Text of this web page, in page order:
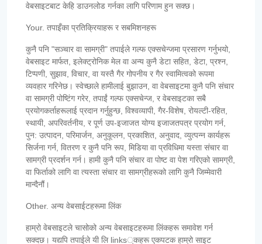
वेबसाइटबाट केहि डाउनलोड गर्नका लागि परिणाम हुन सक्छ।
Your. तपाइँका प्रतिक्रियाहरू र सबमिशनहरू
कुनै पनि "सञ्चार वा सामग्री" तपाईले गल्फ एक्सचेन्जमा प्रसारण गर्नुभयो,
वेबसाइट मार्फत, इलेक्ट्रोनिक मेल वा अन्य कुनै डेटा सहित, डेटा, प्रश्न,
टिप्पणी, सुझाव, विचार, वा यस्तै गैर गोपनीय र गैर स्वामित्वको रूपमा
व्यवहार गरिनेछ। स्वेच्छाले हामीलाई बुझाउन, वा वेबसाइटमा कुनै पनि संचार
वा सामग्री पोष्टिंग गरेर, तपाईं गल्फ एक्सचेन्ज, र वेबसाइटका सबै
प्रयोगकर्ताहरूलाई प्रदान गर्नुहुन्छ, विश्वव्यापी, गैर-विशेष, रोयल्टी-रहित,
स्थायी, अपरिवर्तनीय, र पूर्ण उप-इजाजत योग्य इजाजतपत्र प्रयोग गर्न,
पुन: उत्पादन, परिमार्जन, अनुकूलन, प्रकाशित, अनुवाद, व्युत्पन्न कार्यहरू
सिर्जना गर्न, वितरण र कुनै पनि रूप, मिडिया वा प्रविधिमा यस्ता संचार वा
सामग्री प्रदर्शन गर्न। हामी कुनै पनि संचार वा पोष्ट वा पेश गरिएको सामग्री,
वा फिर्ताको लागि वा त्यस्ता संचार वा सामग्रीहरूको लागि कुनै जिम्मेवारी
मान्दैनौं।
Other. अन्य वेबसाईटहरूमा लिंक
हाम्रो वेबसाइटले चासोको अन्य वेबसाइटहरूमा लिंकहरू समावेश गर्न
सक्दछ। यद्यपि तपाईले यी लि links्कहरू एकपटक हाम्रो साइट